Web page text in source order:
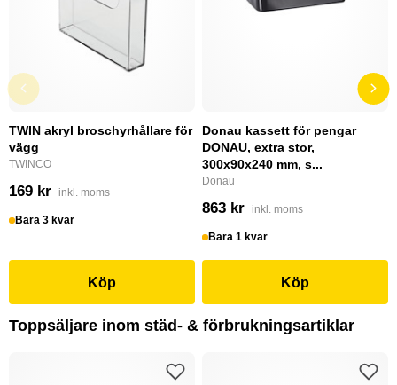
TWIN akryl broschyrhållare för
vägg
TWINCO
169 kr inkl. moms
Bara 3 kvar
Köp
Donau kassett för pengar
DONAU, extra stor,
300x90x240 mm, s...
Donau
863 kr inkl. moms
Bara 1 kvar
Köp
Toppsäljare inom städ- & förbrukningsartiklar